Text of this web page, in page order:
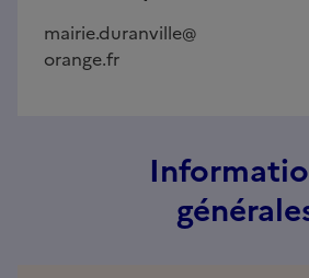
mairie.duranville@
orange.fr